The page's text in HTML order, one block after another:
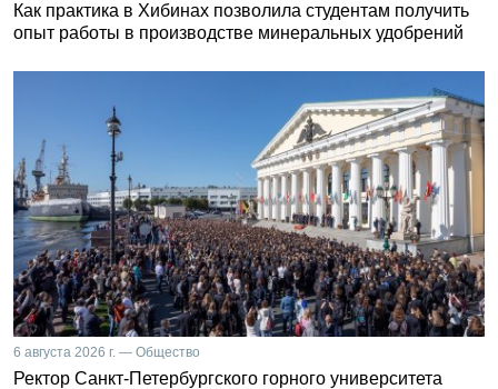
Как практика в Хибинах позволила студентам получить
опыт работы в производстве минеральных удобрений
6 августа 2026 г. — Общество
Ректор Санкт-Петербургского горного университета